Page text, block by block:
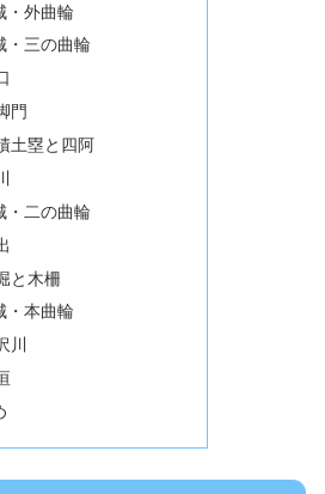
・外曲輪
・三の曲輪
門
土塁と四阿
・二の曲輪
と木柵
・本曲輪
川